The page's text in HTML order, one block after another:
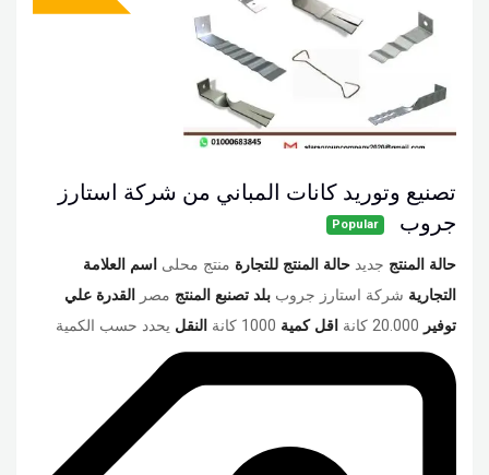
تصنيع وتوريد كانات المباني من شركة استارز
جروب
Popular
حالة المنتج جديد حالة المنتج للتجارة منتج محلى اسم العلامة
التجارية شركة استارز جروب بلد تصنبع المنتج مصر
القدرة علي
توفير 20.000 كانة اقل كمية 1000 كانة النقل يحدد حسب الكمية